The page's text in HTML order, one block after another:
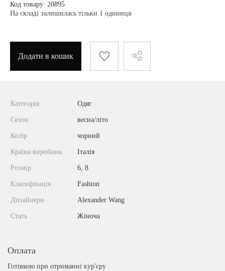
Код товару: 20895
На складі залишилась тільки 1 одиниця
Додати в кошик
Категорія Одяг
Сезон весна/літо
Колір чорний
Країна виробник Італія
Розмір 6, 8
Класифікація Fashion
Дизайнери Alexander Wang
Стать Жіноча
Оплата
Готівкою при отриманні кур'єру